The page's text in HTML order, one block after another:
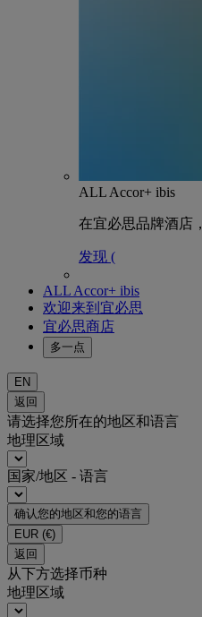
ALL Accor+ ibis
在宜必思品牌酒店，
发现 (
ALL Accor+ ibis
欢迎来到宜必思
宜必思商店
多一点
EN
返回
请选择您所在的地区和语言
地理区域
国家/地区 - 语言
确认您的地区和您的语言
EUR (€)
返回
从下方选择币种
地理区域